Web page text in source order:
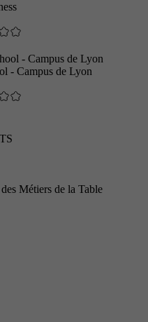
- Campus de Lyon
Métiers de la Table